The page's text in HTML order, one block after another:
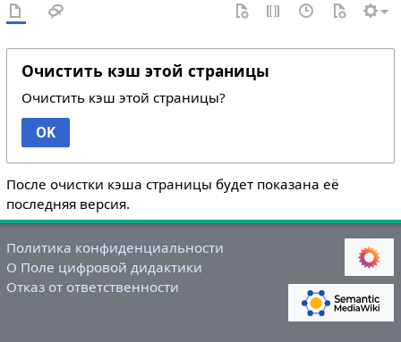
Очистить кэш этой страницы
Очистить кэш этой страницы?
OK
После очистки кэша страницы будет показана её
последняя версия.
Политика конфиденциальности
О Поле цифровой дидактики
Отказ от ответственности